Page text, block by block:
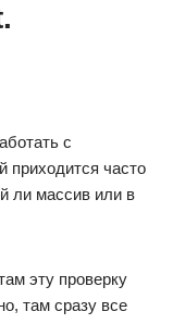
с
приходится часто
ли массив или в
эту проверку
там сразу все